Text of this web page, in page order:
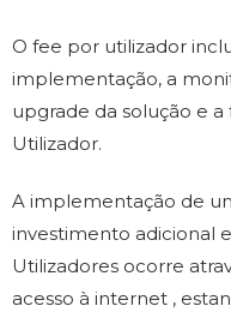
O fee por utilizador
implementação, a
upgrade da solução e
Utilizador.
A implementação de
investimento adicional
Utilizadores ocorre
acesso à internet ,